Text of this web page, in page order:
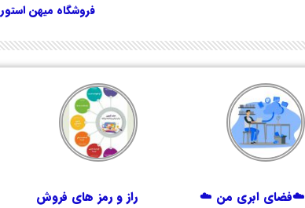
فروشگاه میهن استور
☁️فضای ابری من ☁️ راز و رمز های فروش